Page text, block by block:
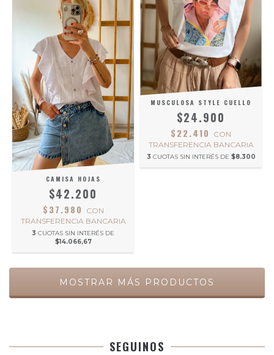
CAMISA HOJAS
$42.200
$37.980
CON
TRANSFERENCIA BANCARIA
3 CUOTAS SIN INTERÉS DE
$14.066,67
MUSCULOSA STYLE CUELLO
$24.900
$22.410
CON
TRANSFERENCIA BANCARIA
3 CUOTAS SIN INTERÉS DE $8.300
MOSTRAR MÁS PRODUCTOS
SEGUINOS